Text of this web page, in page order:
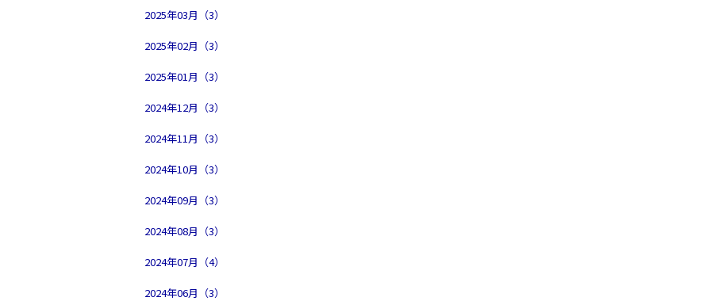
2025年03月（3）
2025年02月（3）
2025年01月（3）
2024年12月（3）
2024年11月（3）
2024年10月（3）
2024年09月（3）
2024年08月（3）
2024年07月（4）
2024年06月（3）